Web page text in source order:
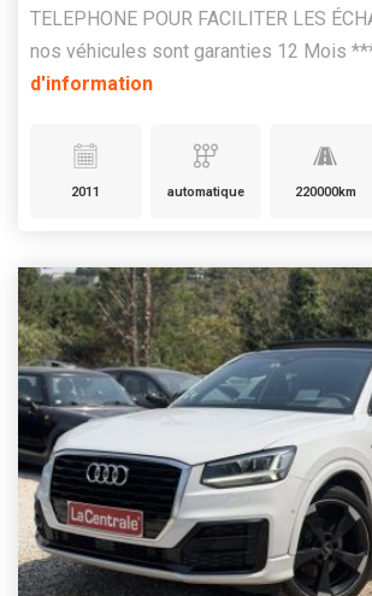
TELEPHONE POUR FACILITER LES
nos véhicules sont garanties 12 Mois
d'information
2011 automatique 220000km